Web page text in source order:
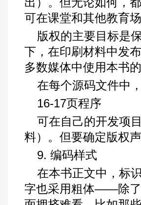
可在课堂和其他教育
版权的主要目标是
下，在印刷材料中发
多数媒体中使用本书
在每个源码文件中
16-17页程序
可在自己的开发项
料）。但要确定版权
9. 编码样式
在本书正文中，标
字也采用粗体——除了